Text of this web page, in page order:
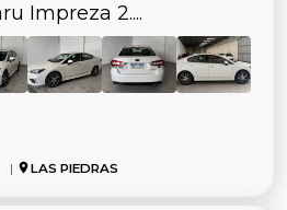
Impreza 2....
| LAS PIEDRAS